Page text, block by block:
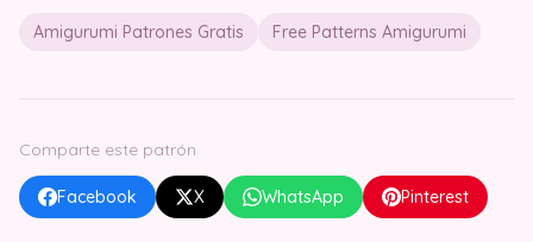
Amigurumi Patrones Gratis Free Patterns Amigurumi
Comparte este patrón
Facebook X WhatsApp Pinterest